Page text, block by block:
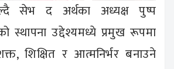
सेभ द अर्थका अध्यक्ष पुष्प
स्थापना उद्देश्यमध्ये प्रमुख रूपमा
शिक्षित र आत्मनिर्भर बनाउने